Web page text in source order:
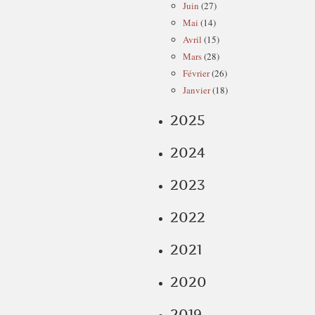
Juin (27)
Mai (14)
Avril (15)
Mars(28)
Février(26)
Janvier(18)
2025
2024
2023
2022
2021
2020